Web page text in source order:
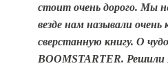
стоит очень дорого. Мы
везде нам называли
сверстанную книгу. О
BOOMSTARTER. Решили